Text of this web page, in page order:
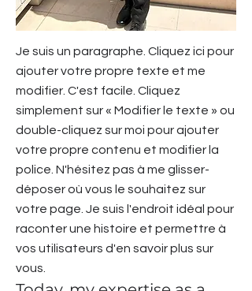
Je suis un paragraphe. Cliquez ici pour
ajouter votre propre texte et me
modifier. C'est facile. Cliquez
simplement sur « Modifier le texte » ou
double-cliquez sur moi pour ajouter
votre propre contenu et modifier la
police. N'hésitez pas à me glisser-
déposer où vous le souhaitez sur
votre page. Je suis l'endroit idéal pour
raconter une histoire et permettre à
vos utilisateurs d'en savoir plus sur
vous.